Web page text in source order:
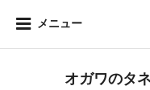
メニュー
オガワのタ